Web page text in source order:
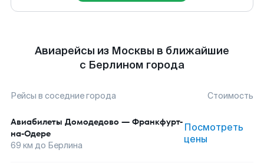
Авиарейсы из Москвы в ближайшие
с Берлином города
Рейсы в соседние города Стоимость
Авиабилеты Домодедово — Франкфурт-
на-Одере
69 км до Берлина
Посмотреть
цены